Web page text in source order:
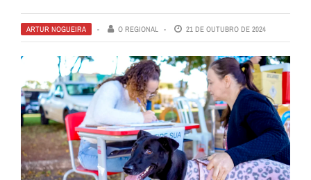
ARTUR NOGUEIRA O REGIONAL 21 DE OUTUBRO DE 2024